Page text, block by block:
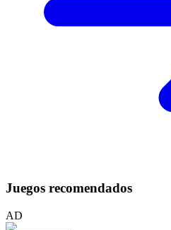
Juegos recomendados
AD